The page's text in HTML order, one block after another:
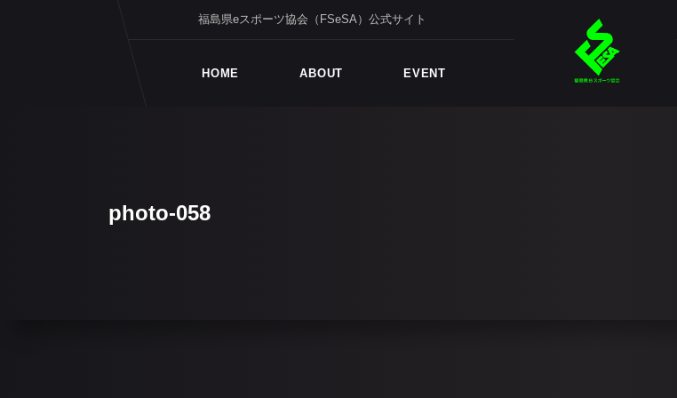
福島県eスポーツ協会（FSeSA）公式サイト
HOME ABOUT EVENT
photo-058